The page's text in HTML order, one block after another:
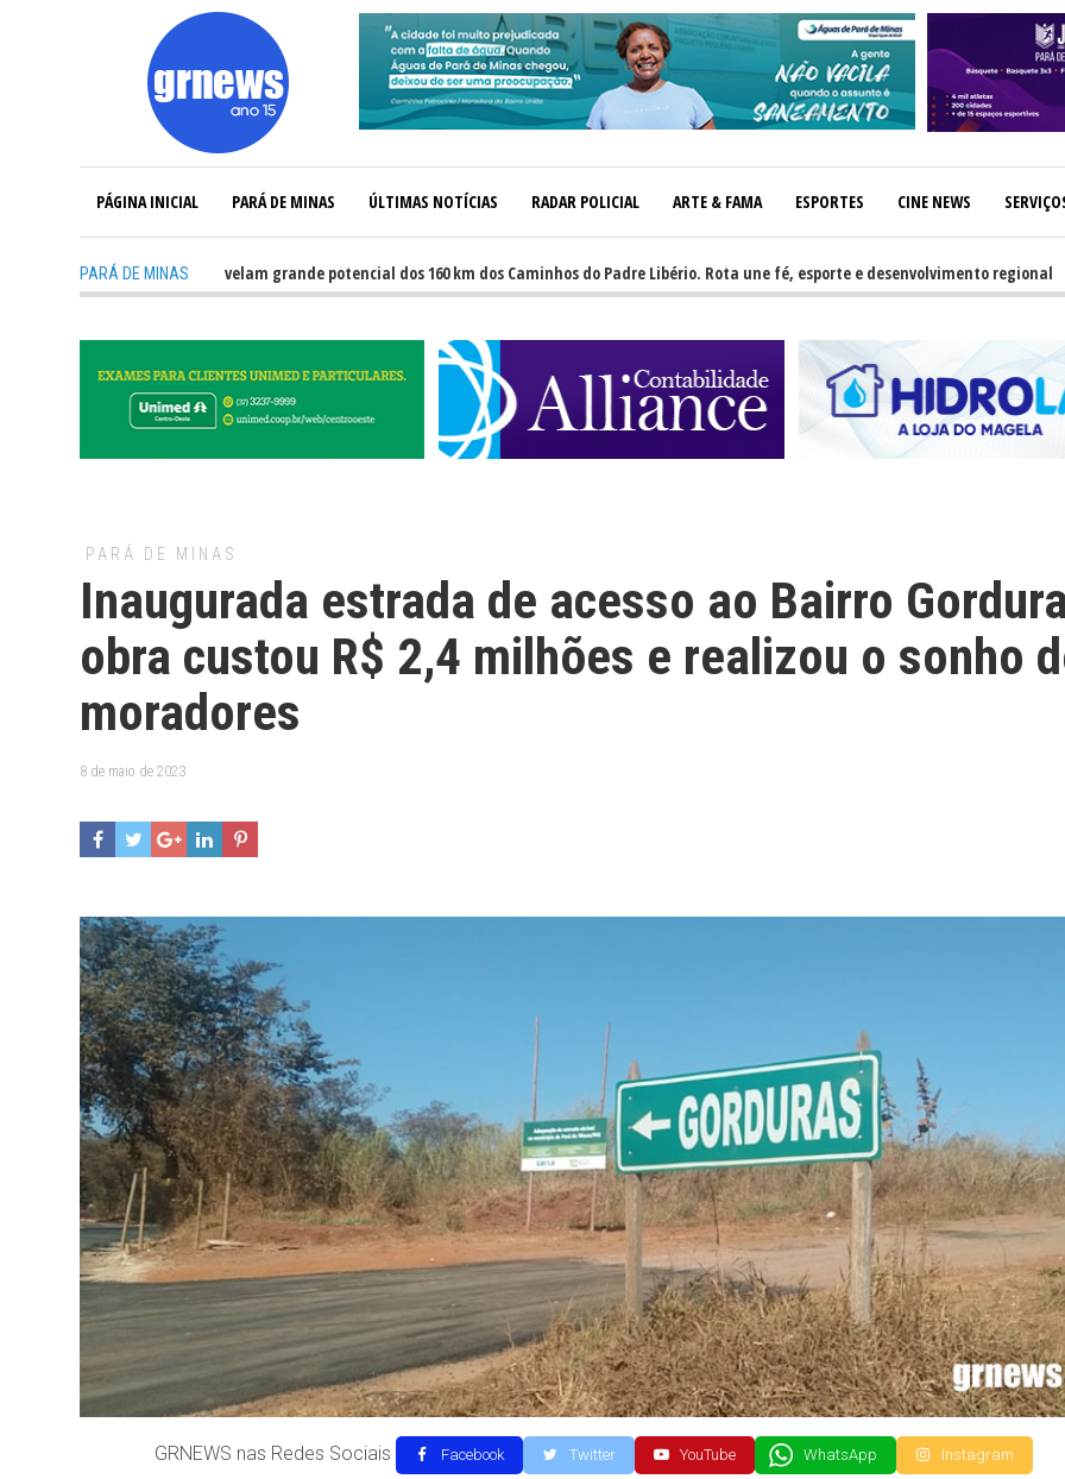
PÁGINA INICIAL PARÁ DE MINAS ÚLTIMAS NOTÍCIAS RADAR POLICIAL ARTE & FAMA ESPORTES CINE NEWS
PARÁ DE MINAS
TV: Atletas revelam grande potencial dos 160 km dos Caminhos do Padre Libério. Rota une fé, esporte e desenvolvimento regional -
PARÁ DE MINAS
Inaugurada estrada de acesso ao Bairro
obra custou R$ 2,4 milhões e realizou o sonho
moradores
8 de maio de 2023
GRNEWS nas Redes Sociais Facebook Twitter YouTube WhatsApp Instagram